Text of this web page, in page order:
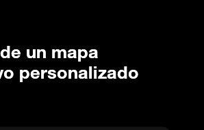
un mapa
personalizado